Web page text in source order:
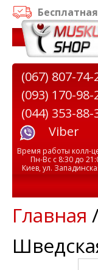
на тренажеры
(067) 807-74-
(093) 170-98-
(044) 353-88-
Viber
Время работы колл-
Пн-Вс с 8:30 до
Киев, ул.
Главная